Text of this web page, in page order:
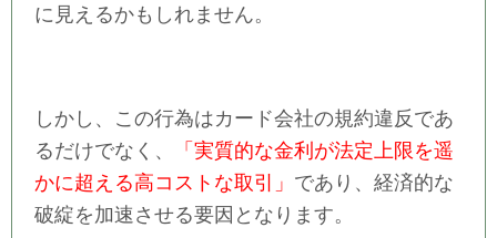
に見えるかもしれません。
しかし、この行為はカード会社の規約違反であ
るだけでなく、
「実質的な金利が法定上限を遥
かに超える高コストな取引」 であり、経済的な
破綻を加速させる要因となります。